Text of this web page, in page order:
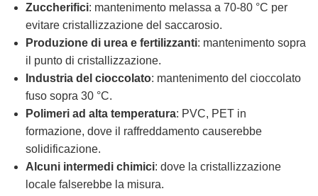
Zuccherifici: mantenimento melassa a 70-80 °C per
evitare cristallizzazione del saccarosio.
Produzione di urea e fertilizzanti: mantenimento sopra
il punto di cristallizzazione.
Industria del cioccolato: mantenimento del cioccolato
fuso sopra 30 °C.
Polimeri ad alta temperatura: PVC, PET in
formazione, dove il raffreddamento causerebbe
solidificazione.
Alcuni intermedi chimici: dove la cristallizzazione
locale falserebbe la misura.